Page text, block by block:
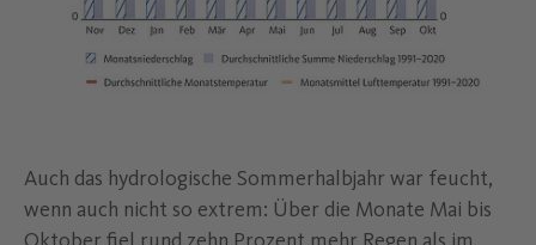
Auch das hydrologische Sommerhalbjahr war feucht,
wenn auch nicht so extrem: Über die Monate Mai bis